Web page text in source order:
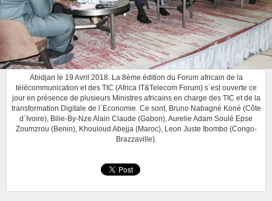
Abidjan le 19 Avril 2018. La 8ème édition du Forum africain de la
télécommunication et des TIC (Africa IT&Telecom Forum) s`est ouverte ce
jour en présence de plusieurs Ministres africains en charge des TIC et de la
transformation Digitale de l`Economie. Ce sont, Bruno Nabagné Koné (Côte
d`Ivoire), Bilie-By-Nze Alain Claude (Gabon), Aurelie Adam Soulé Epse
Zoumzrou (Benin), Khouloud Abejja (Maroc), Leon Juste Ibombo (Congo-
Brazzaville).